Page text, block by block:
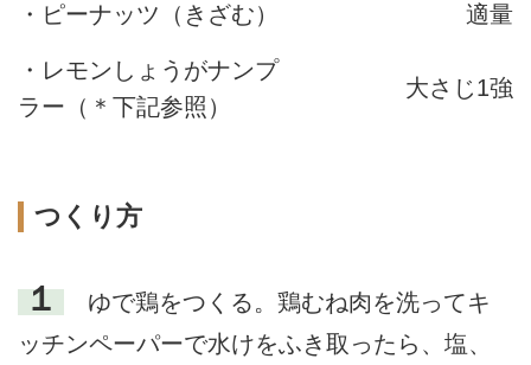
・ピーナッツ（きざむ） 適量
・レモンしょうがナンプ
ラー（＊下記参照）
大さじ1強
つくり方
１
ゆで鶏をつくる。鶏むね肉を洗ってキ
ッチンペーパーで水けをふき取ったら、塩、